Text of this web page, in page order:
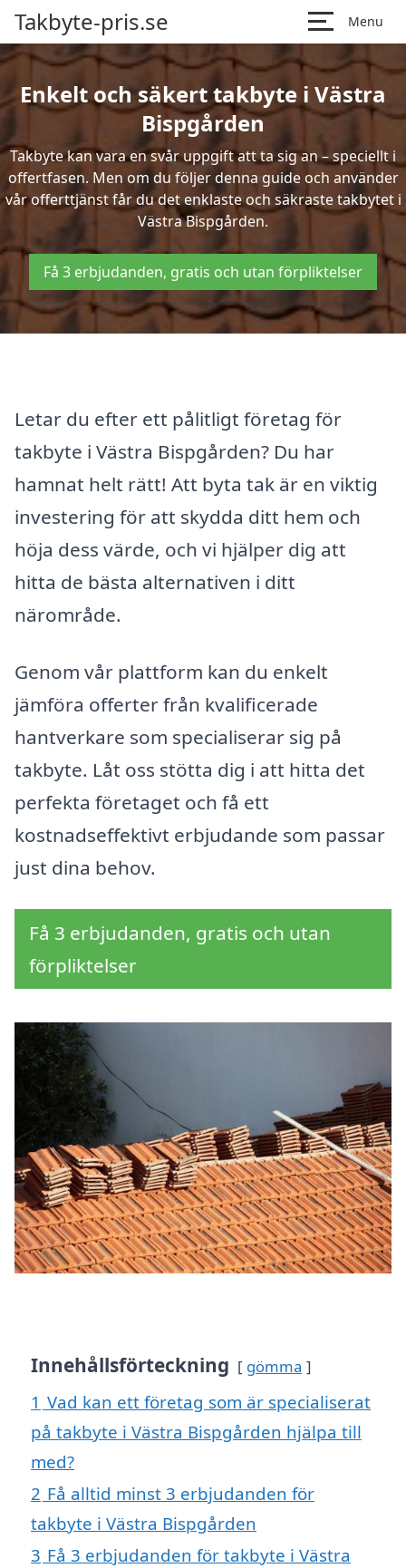
Takbyte-pris.se Menu
Enkelt och säkert takbyte i Västra
Bispgården
Takbyte kan vara en svår uppgift att ta sig an – speciellt i
offertfasen. Men om du följer denna guide och använder
vår offerttjänst får du det enklaste och säkraste takbytet i
Västra Bispgården.
Få 3 erbjudanden, gratis och utan förpliktelser
Letar du efter ett pålitligt företag för
takbyte i Västra Bispgården? Du har
hamnat helt rätt! Att byta tak är en viktig
investering för att skydda ditt hem och
höja dess värde, och vi hjälper dig att
hitta de bästa alternativen i ditt
närområde.
Genom vår plattform kan du enkelt
jämföra offerter från kvalificerade
hantverkare som specialiserar sig på
takbyte. Låt oss stötta dig i att hitta det
perfekta företaget och få ett
kostnadseffektivt erbjudande som passar
just dina behov.
Få 3 erbjudanden, gratis och utan
förpliktelser
Innehållsförteckning gömma
1 Vad kan ett företag som är specialiserat
på takbyte i Västra Bispgården hjälpa till
med?
2 Få alltid minst 3 erbjudanden för
takbyte i Västra Bispgården
3 Få 3 erbjudanden för takbyte i Västra